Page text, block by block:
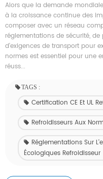
Alors que la demande
à la croissance continue des
composer avec un réseau
réglementations de sécurité,
d'exigences de transport pour
normes est essentiel pour une
réuss...
TAGS :
Certification CE Et UL
Refroidisseurs Aux
Réglementations Sur
Écologiques Refroidisseur